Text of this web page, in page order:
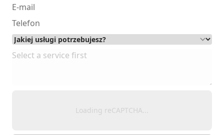
Loading reCAPTCHA...